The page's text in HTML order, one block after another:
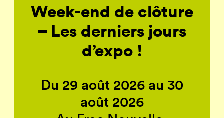
Week-end de clôture
– Les derniers jours
d’expo !
Du 29 août 2026 au 30
août 2026